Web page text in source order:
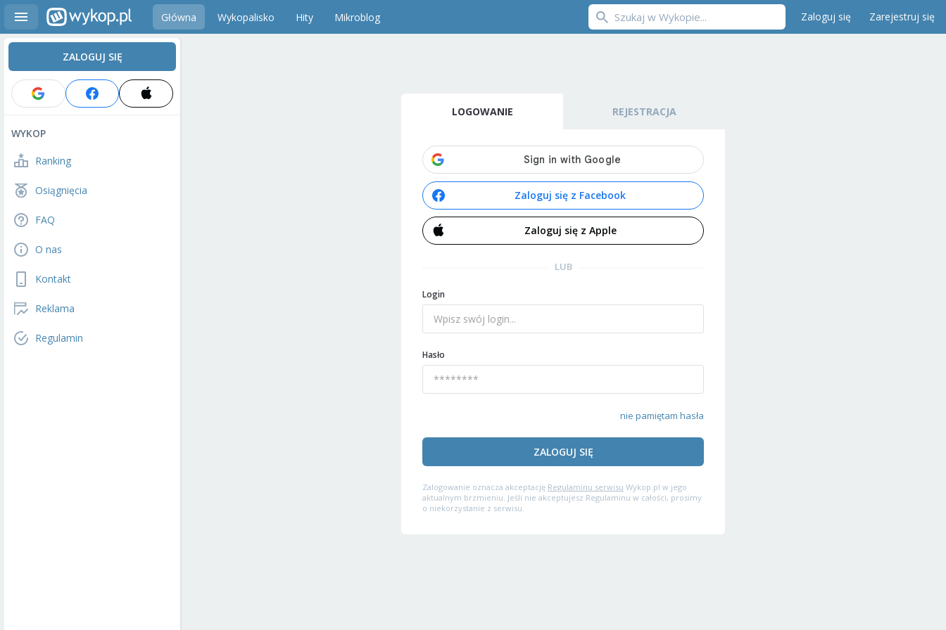
Główna Wykopalisko Hity Mikroblog Zaloguj się Zarejestruj się
ZALOGUJ SIĘ
WYKOP
Ranking
Osiągnięcia
FAQ
O nas
Kontakt
Reklama
Regulamin
LOGOWANIE REJESTRACJA
Zaloguj się z Facebook
Zaloguj się z Apple
LUB
Login
Hasło
nie pamiętam hasła
ZALOGUJ SIĘ
Zalogowanie oznacza akceptację Regulaminu serwisu Wykop.pl w jego
aktualnym brzmieniu. Jeśli nie akceptujesz Regulaminu w całości, prosimy
o niekorzystanie z serwisu.